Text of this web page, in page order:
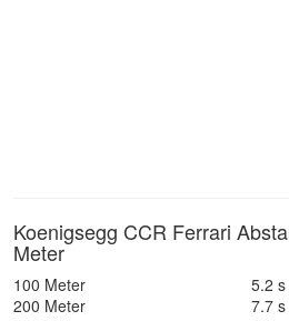
Koenigsegg CCR Ferrari
Meter
100 Meter
5.2
200 Meter
7.7